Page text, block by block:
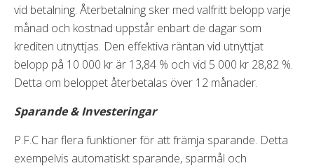
vid betalning. Återbetalning sker med valfritt belopp varje
månad och kostnad uppstår enbart de dagar som
krediten utnyttjas. Den effektiva räntan vid utnyttjat
belopp på 10 000 kr är 13,84 % och vid 5 000 kr 28,82 %.
Detta om beloppet återbetalas över 12 månader.
Sparande & Investeringar
P.F.C har flera funktioner för att främja sparande. Detta
exempelvis automatiskt sparande, sparmål och